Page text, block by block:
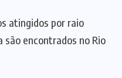
atingidos por raio
são encontrados no Rio